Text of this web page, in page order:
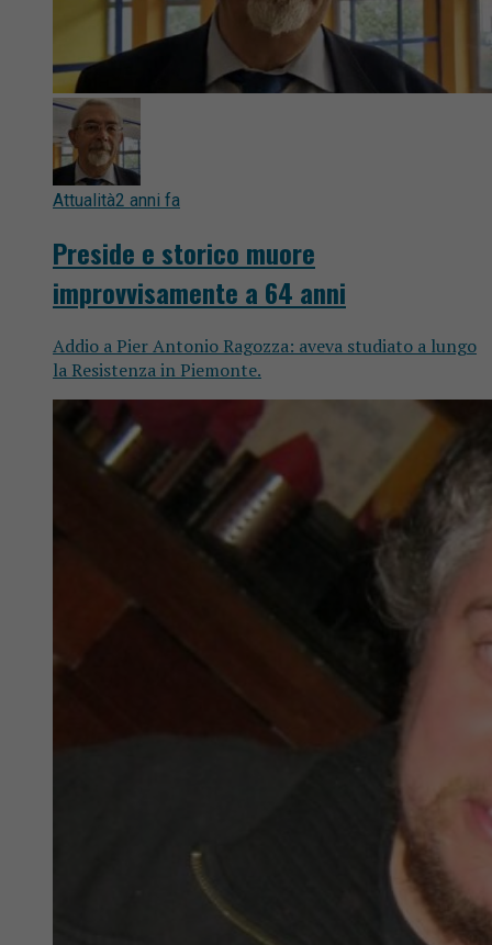
Attualità2 anni fa
Preside e storico muore
improvvisamente a 64 anni
Addio a Pier Antonio Ragozza: aveva studiato a lungo
la Resistenza in Piemonte.